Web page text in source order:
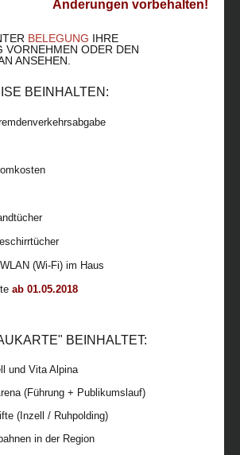
Änderungen vorbehalten!
BELEGUNG IHRE
VORNEHMEN ODER DEN
ANSEHEN.
BEINHALTEN:
(Wi-Fi) im Haus
ab 01.05.2018
BEINHALTET:
und Vita Alpina
(Führung + Publikumslauf)
(Inzell / Ruhpolding)
in der Region